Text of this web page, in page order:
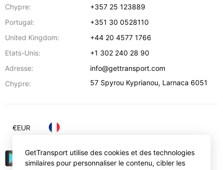
Chypre:
+357 25 123889
Portugal:
+351 30 0528110
United Kingdom:
+44 20 4577 1766
Etats-Unis:
+1 302 240 28 90
Adresse:
info@gettransport.com
Chypre:
57 Spyrou Kyprianou, Larnaca 6051
€EUR
GetTransport utilise des cookies et des technologies
similaires pour personnaliser le contenu, cibler les